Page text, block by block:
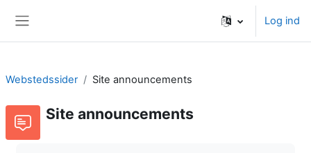
Log ind
Webstedssider Site announcements
Site announcements